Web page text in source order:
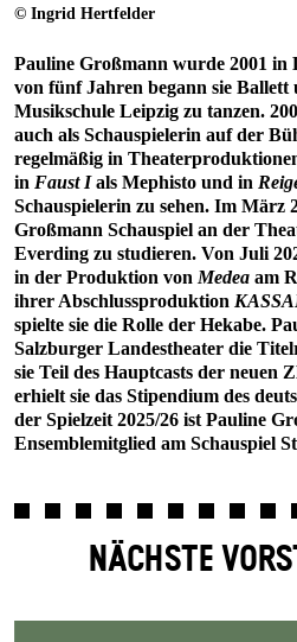
© Ingrid Hertfelder
Pauline Großmann wurde 2001 in
von fünf Jahren begann sie
Musikschule Leipzig zu tanzen.
auch als Schauspielerin auf der
regelmäßig in
in Faust Ials Mephisto und in
Schauspielerin zu sehen. Im März
Großmann Schauspiel an der
Everding zu studieren. Von Juli
in der Produktion von Medea am
ihrer Abschlussproduktion
spielte sie die Rolle der Hekabe.
Salzburger Landestheater die
sie Teil des Hauptcasts der neuen
erhielt sie das Stipendium des
der Spielzeit 2025/26 ist Pauline
Ensemblemitglied am Schauspiel
NÄCHSTE